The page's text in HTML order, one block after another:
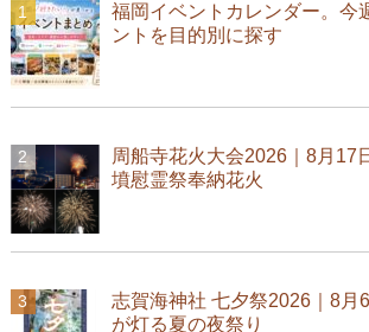
福岡イベントカレンダー。今
ントを目的別に探す
周船寺花火大会2026｜8月17
墳慰霊祭奉納花火
志賀海神社 七夕祭2026｜8月
が灯る夏の夜祭り